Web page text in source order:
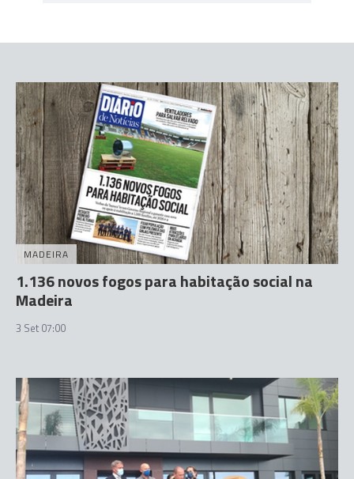
MADEIRA
1.136 novos fogos para habitação social na
Madeira
3 Set 07:00